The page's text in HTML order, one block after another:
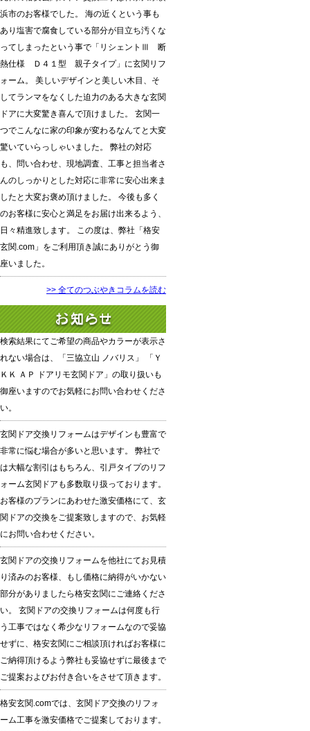
浜市のお客様でした。 海の近くという事も
あり塩害で腐食している部分が目立ち汚くな
ってしまったという事で「リシェントⅢ 断
熱仕様 Ｄ４１型 親子タイプ」に玄関リフ
ォーム。 美しいデザインと美しい木目、そ
してランマをなくした迫力のある大きな玄関
ドアに大変驚き喜んで頂けました。 玄関一
つでこんなに家の印象が変わるなんてと大変
驚いていらっしゃいました。 弊社の対応
も、問い合わせ、現地調査、工事と担当者さ
んのしっかりとした対応に非常に安心出来ま
したと大変お褒め頂けました。 今後も多く
のお客様に安心と満足をお届け出来るよう、
日々精進致します。 この度は、弊社「格安
玄関.com」をご利用頂き誠にありがとう御
座いました。
>> 全てのつぶやきコラムを読む
検索結果にてご希望の商品やカラーが表示さ
れない場合は、「三協立山 ノバリス」 「Ｙ
ＫＫ ＡＰ ドアリモ玄関ドア」の取り扱いも
御座いますのでお気軽にお問い合わせくださ
い。
玄関ドア交換リフォームはデザインも豊富で
非常に悩む場合が多いと思います。 弊社で
は大幅な割引はもちろん、引戸タイプのリフ
ォーム玄関ドアも多数取り扱っております。
お客様のプランにあわせた激安価格にて、玄
関ドアの交換をご提案致しますので、お気軽
にお問い合わせください。
玄関ドアの交換リフォームを他社にてお見積
り済みのお客様、もし価格に納得がいかない
部分がありましたら格安玄関にご連絡くださ
い。 玄関ドアの交換リフォームは何度も行
う工事ではなく希少なリフォームなので妥協
せずに、格安玄関にご相談頂ければお客様に
ご納得頂けるよう弊社も妥協せずに最後まで
ご提案およびお付き合いをさせて頂きます。
格安玄関.comでは、玄関ドア交換のリフォ
ーム工事を激安価格でご提案しております。